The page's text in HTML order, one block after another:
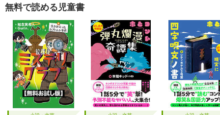
無料で読める児童書